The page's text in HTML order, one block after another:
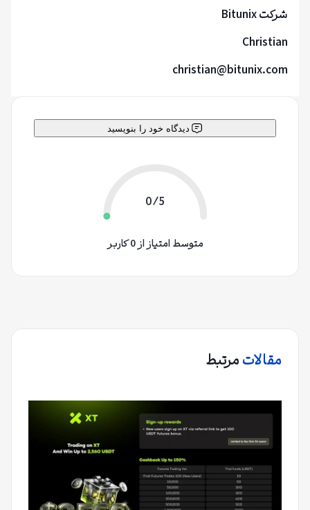
شرکتBitunix
Christian
christian@bitunix.com
دیدگاه خود را بنویسید
0/5
متوسط امتیاز از 0 کاربر
مقالاتمرتبط